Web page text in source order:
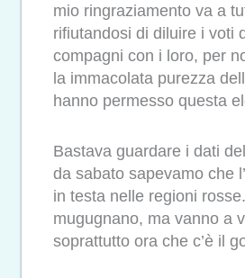
mio ringraziamento va a
rifiutandosi di diluire i voti
compagni con i loro, per
la immacolata purezza
hanno permesso questa
Bastava guardare i dati
da sabato sapevamo che
in testa nelle regioni
mugugnano, ma vanno a
soprattutto ora che c’è il